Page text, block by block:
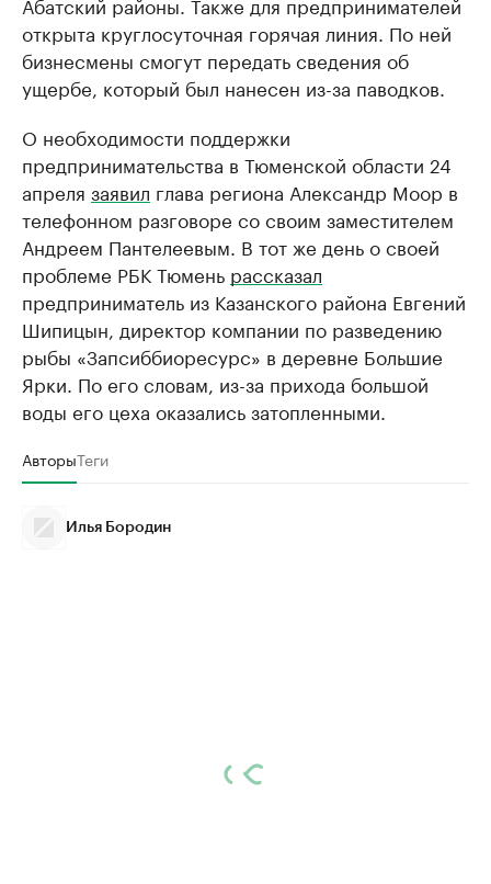
открыта круглосуточная горячая линия. По ней
бизнесмены смогут передать сведения об
ущербе, который был нанесен из-за паводков.
О необходимости поддержки
предпринимательства в Тюменской области 24
апреля заявил глава региона Александр Моор в
телефонном разговоре со своим заместителем
Андреем Пантелеевым. В тот же день о своей
проблеме РБК Тюмень рассказал
предприниматель из Казанского района Евгений
Шипицын, директор компании по разведению
рыбы «Запсиббиоресурс» в деревне Большие
Ярки. По его словам, из-за прихода большой
воды его цеха оказались затопленными.
АвторыТеги
Илья Бородин